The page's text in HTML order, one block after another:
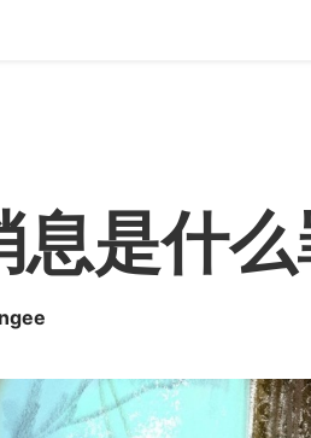
息是什么